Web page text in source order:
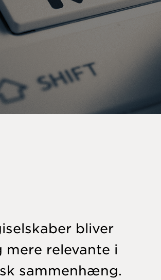
bliver
mere relevante i
sammenhæng.